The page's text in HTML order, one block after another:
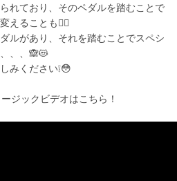
れており、そのペダルを踏むことで
えることも🙆‍♀️
ルがあり、それを踏むことでスペシ
、、🙈😻
みください❕😳
ジックビデオはこちら！